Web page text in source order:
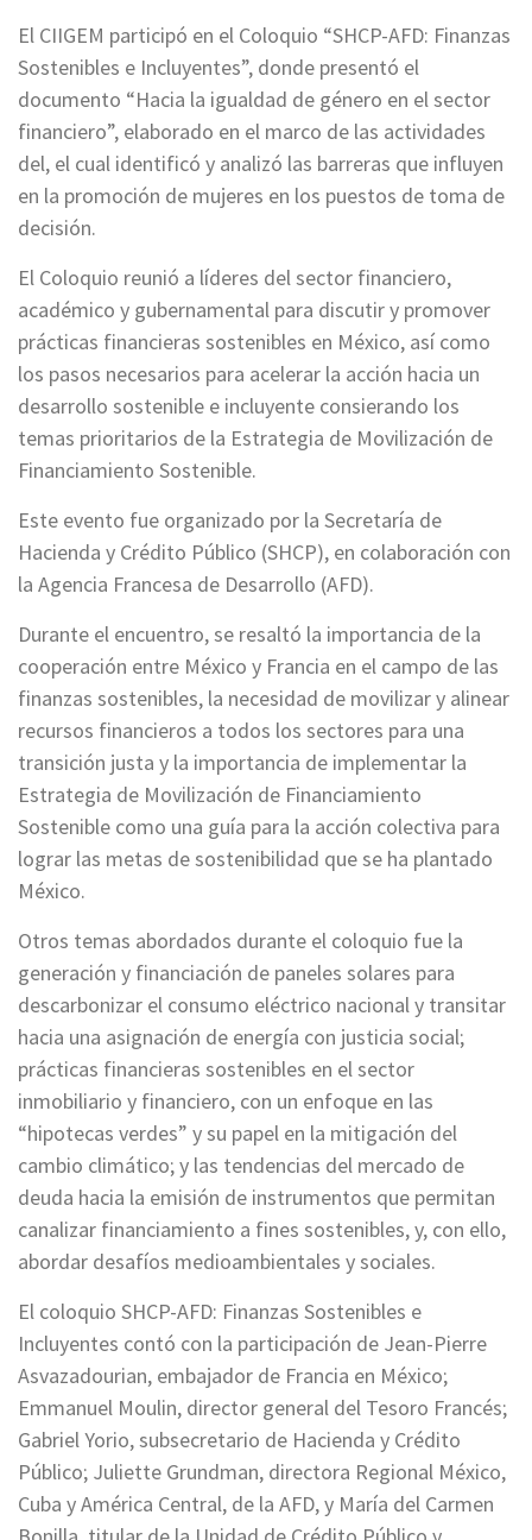
El CIIGEM participó en el Coloquio “SHCP-AFD: Finanzas
Sostenibles e Incluyentes”, donde presentó el
documento “Hacia la igualdad de género en el sector
financiero”, elaborado en el marco de las actividades
del, el cual identificó y analizó las barreras que influyen
en la promoción de mujeres en los puestos de toma de
decisión.
El Coloquio reunió a líderes del sector financiero,
académico y gubernamental para discutir y promover
prácticas financieras sostenibles en México, así como
los pasos necesarios para acelerar la acción hacia un
desarrollo sostenible e incluyente consierando los
temas prioritarios de la Estrategia de Movilización de
Financiamiento Sostenible.
Este evento fue organizado por la Secretaría de
Hacienda y Crédito Público (SHCP), en colaboración con
la Agencia Francesa de Desarrollo (AFD).
Durante el encuentro, se resaltó la importancia de la
cooperación entre México y Francia en el campo de las
finanzas sostenibles, la necesidad de movilizar y alinear
recursos financieros a todos los sectores para una
transición justa y la importancia de implementar la
Estrategia de Movilización de Financiamiento
Sostenible como una guía para la acción colectiva para
lograr las metas de sostenibilidad que se ha plantado
México.
Otros temas abordados durante el coloquio fue la
generación y financiación de paneles solares para
descarbonizar el consumo eléctrico nacional y transitar
hacia una asignación de energía con justicia social;
prácticas financieras sostenibles en el sector
inmobiliario y financiero, con un enfoque en las
“hipotecas verdes” y su papel en la mitigación del
cambio climático; y las tendencias del mercado de
deuda hacia la emisión de instrumentos que permitan
canalizar financiamiento a fines sostenibles, y, con ello,
abordar desafíos medioambientales y sociales.
El coloquio SHCP-AFD: Finanzas Sostenibles e
Incluyentes contó con la participación de Jean-Pierre
Asvazadourian, embajador de Francia en México;
Emmanuel Moulin, director general del Tesoro Francés;
Gabriel Yorio, subsecretario de Hacienda y Crédito
Público; Juliette Grundman, directora Regional México,
Cuba y América Central, de la AFD, y María del Carmen